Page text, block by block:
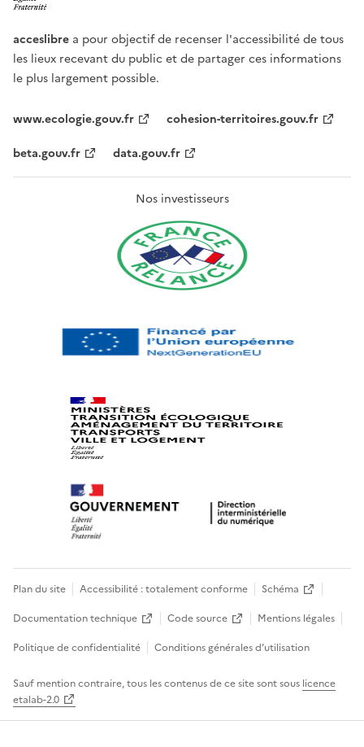
acceslibre a pour objectif de recenser l'accessibilité de tous
les lieux recevant du public et de partager ces informations
le plus largement possible.
www.ecologie.gouv.fr
cohesion-territoires.gouv.fr
beta.gouv.fr
data.gouv.fr
Nos investisseurs
Plan du site Accessibilité : totalement conforme
Schéma
Documentation technique
Code source
Mentions légales
Politique de confidentialité
Conditions générales d’utilisation
Sauf mention contraire, tous les contenus de ce site sont sous licence
etalab-2.0